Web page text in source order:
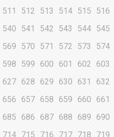
511 512 513 514 515 516
540 541 542 543 544 545
569 570 571 572 573 574
598 599 600 601 602 603
627 628 629 630 631 632
656 657 658 659 660 661
685 686 687 688 689 690
714 715 716 717 718 719